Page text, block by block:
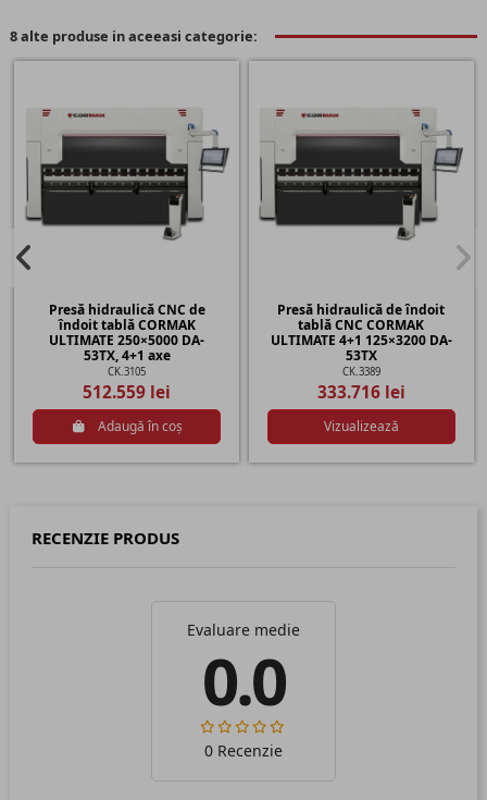
8 alte produse in aceeasi categorie:
Presă hidraulică CNC de
îndoit tablă CORMAK
ULTIMATE 250×5000 DA-
53TX, 4+1 axe
CK.3105
512.559 lei
Adaugă în coș
Presă hidraulică de îndoit
tablă CNC CORMAK
ULTIMATE 4+1 125×3200 DA-
53TX
CK.3389
333.716 lei
Vizualizează
RECENZIE PRODUS
Evaluare medie
0.0
0 Recenzie